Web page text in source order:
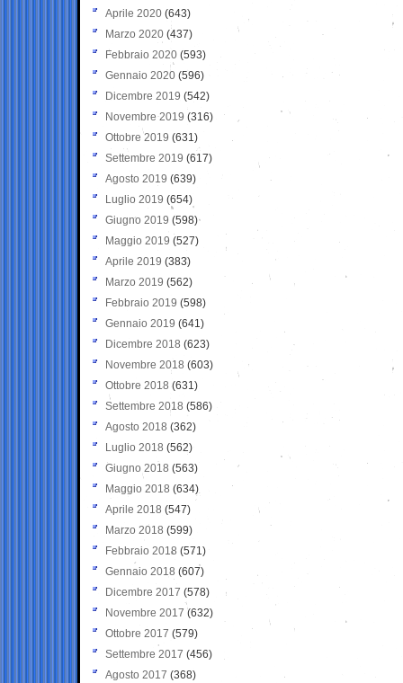
Aprile 2020 (643)
Marzo 2020 (437)
Febbraio 2020 (593)
Gennaio 2020 (596)
Dicembre 2019 (542)
Novembre 2019 (316)
Ottobre 2019 (631)
Settembre 2019 (617)
Agosto 2019 (639)
Luglio 2019 (654)
Giugno 2019 (598)
Maggio 2019 (527)
Aprile 2019 (383)
Marzo 2019 (562)
Febbraio 2019 (598)
Gennaio 2019 (641)
Dicembre 2018 (623)
Novembre 2018 (603)
Ottobre 2018 (631)
Settembre 2018 (586)
Agosto 2018 (362)
Luglio 2018 (562)
Giugno 2018 (563)
Maggio 2018 (634)
Aprile 2018 (547)
Marzo 2018 (599)
Febbraio 2018 (571)
Gennaio 2018 (607)
Dicembre 2017 (578)
Novembre 2017 (632)
Ottobre 2017 (579)
Settembre 2017 (456)
Agosto 2017 (368)